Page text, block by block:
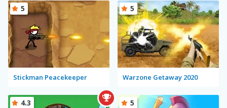
Stickman Peacekeeper
5
Warzone Getaway 2020
5
4.3 5